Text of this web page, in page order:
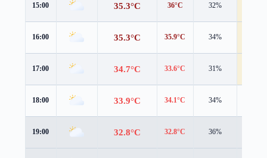
15:00 35.3°C 36°C 32%
16:00 35.3°C 35.9°C 34%
17:00 34.7°C 33.6°C 31%
18:00 33.9°C 34.1°C 34%
19:00 32.8°C 32.8°C 36%